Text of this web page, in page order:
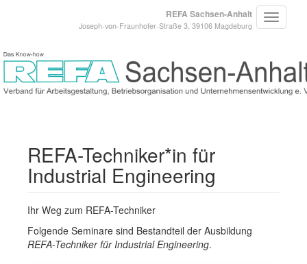
REFA Sachsen-Anhalt
Joseph-von-Fraunhofer-Straße 3, 39106 Magdeburg
REFA-Techniker*in für
Industrial Engineering
Ihr Weg zum REFA-Techniker
Folgende Seminare sind Bestandteil der Ausbildung
REFA-Techniker für Industrial Engineering.